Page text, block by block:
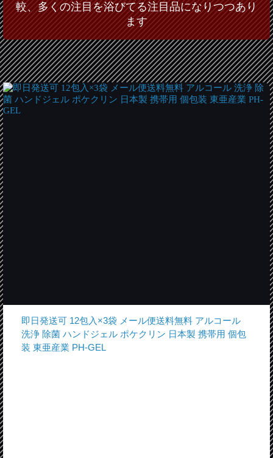
較、多くの注目を浴びてる注目品になりつつあり
ます
即日発送可 12包入×3袋 メール便送料無料 アルコール
洗浄 除菌 ハンドジェル ポケクリン 日本製 携帯用 個包
装 東亜産業 PH-GEL